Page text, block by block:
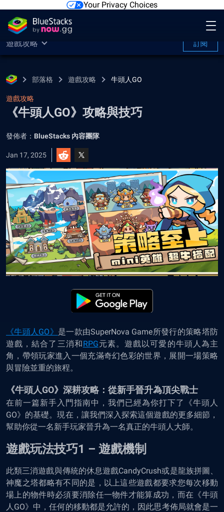
Your Privacy Choices
遊戲攻略 訂閱
部落格 遊戲攻略 牛頭人GO
遊戲攻略
《牛頭人GO》攻略與技巧
發佈者： BlueStacks 內容團隊
Jan 17, 2025
《牛頭人GO》 是一款由SuperNova Game所發行的策略塔防
遊戲，結合了三消和RPG元素。遊戲以可愛的牛頭人為主
角，帶領玩家進入一個充滿奇幻色彩的世界，展開一場策略
與冒險並重的旅程。
《牛頭人GO》深耕攻略：從新手晉升為頂尖戰士
在前一篇新手入門指南中，我們已經為你打下了《牛頭人
GO》的基礎。現在，讓我們深入探索這個遊戲的更多細節，
幫助你從一名新手玩家晉升為一名真正的牛頭人大師。
遊戲玩法技巧1 – 遊戲機制
此類三消遊戲與傳統的休息遊戲CandyCrush或是龍族拼圖、
神魔之塔都略有不同的是，以上這些遊戲都要求您每次移動
場上的物件時必須要消除任一物件才能算成功，而在《牛頭
人GO》中，任何的移動都是允許的，因此思考佈局就會是一